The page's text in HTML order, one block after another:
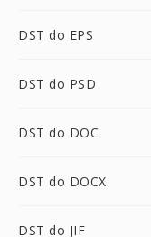
DST do EPS
DST do PSD
DST do DOC
DST do DOCX
DST do JIF